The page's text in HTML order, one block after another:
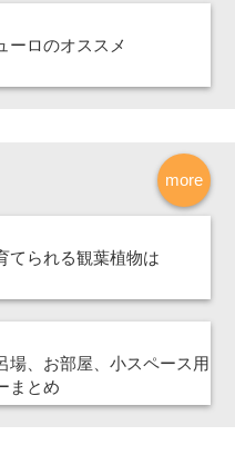
ーロのオススメ
more
てられる観葉植物は
場、お部屋、小スペース用
まとめ